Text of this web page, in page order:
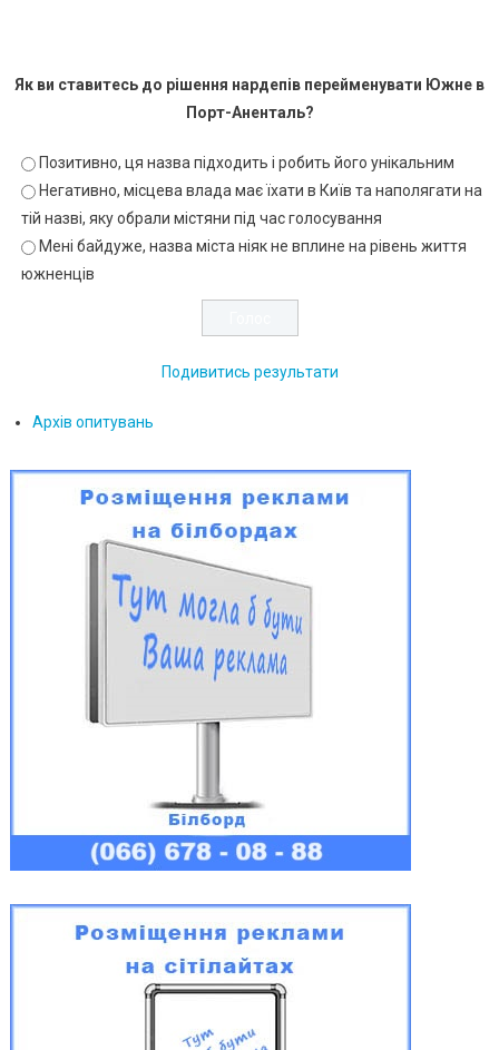
Як ви ставитесь до рішення нардепів перейменувати Южне в
Порт-Аненталь?
Позитивно, ця назва підходить і робить його унікальним
Негативно, місцева влада має їхати в Київ та наполягати на
тій назві, яку обрали містяни під час голосування
Мені байдуже, назва міста ніяк не вплине на рівень життя
южненців
Подивитись результати
Архів опитувань